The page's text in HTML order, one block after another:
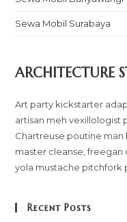
Sewa Mobil Surabaya
ARCHITECTURE
Art party kickstarter
artisan meh vexillologist
Chartreuse poutine
master cleanse, freegan
yola mustache pitchfork
Recent Posts